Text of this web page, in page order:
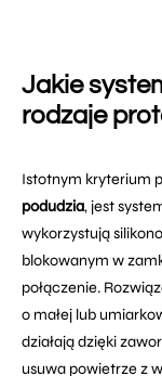
Jakie
rodzaje
Istotnym kryterium
podudzia, jest
wykorzystują
blokowanym w
połączenie.
o małej lub
działają dzięki
usuwa powietrze z